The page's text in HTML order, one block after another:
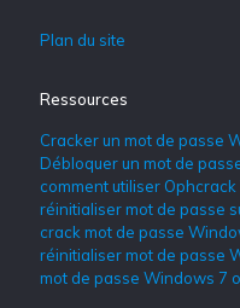
Plan du site
Ressources
Cracker un mot de passe
Débloquer un mot de
comment utiliser
réinitialiser mot de passe
crack mot de passe
réinitialiser mot de passe
mot de passe Windows 7